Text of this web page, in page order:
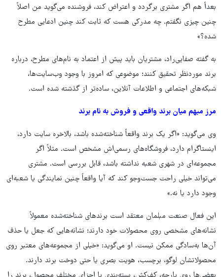
بعداً هم اگر مشتری برگردد و اعتراض کند، فروشنده می‌گوید من اصلاً
چنین چیزی نگفتم. چه مدرکی هست که ثابت کند چنین ادعایی مطرح
شده؟»
به گفته صفایی‌راد، مشتریان باید پیش از اعتماد به نام‌های مطرح، درباره
برند موردنظر تحقیق کنند؛ موضوعی که امروز با وجود وب‌سایت‌ها،
شبکه‌های اجتماعی و اطلاعات آنلاین، ساده‌تر از گذشته شده است.
مرز مبهم میان برند واقعی و فروش به نام برند
وی می‌گوید: «اگر یک برند واقعاً شناخته‌شده باشد، بالاخره سایت دارد،
اینستاگرام دارد، فروشگاه‌های رسمی‌اش مشخص است. مثلاً اگر
مجموعه‌ای در شهری شعبه نداشته باشد، قابل بررسی است. مشتری
می‌تواند خیلی راحت جست‌وجو کند که آیا واقعاً چنین نمایندگی یا شعبه‌ای
وجود دارد یا نه.»
این فعال صنعت مبلمان معتقد است برندهای شناخته‌شده معمولاً
نشانه‌های مشخصی روی محصولات خود دارند؛ نشانه‌هایی که جعل یا حذف
آن‌ها به‌سادگی ممکن نیست. او می‌گوید: «خیلی از مجموعه‌های معتبر روی
محصولاتشان لوگو، برچسب، هویت بصری یا حتی دوخت برند دارند.